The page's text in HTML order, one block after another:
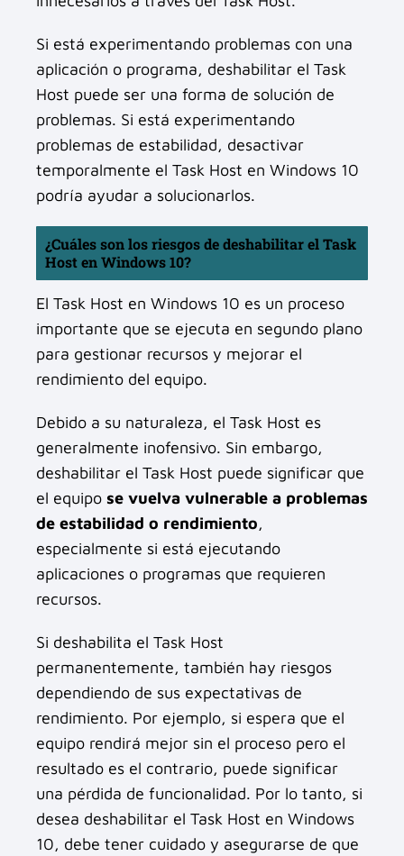
Si está experimentando problemas con una
aplicación o programa, deshabilitar el Task
Host puede ser una forma de solución de
problemas. Si está experimentando
problemas de estabilidad, desactivar
temporalmente el Task Host en Windows 10
podría ayudar a solucionarlos.
¿Cuáles son los riesgos de deshabilitar el Task
Host en Windows 10?
El Task Host en Windows 10 es un proceso
importante que se ejecuta en segundo plano
para gestionar recursos y mejorar el
rendimiento del equipo.
Debido a su naturaleza, el Task Host es
generalmente inofensivo. Sin embargo,
deshabilitar el Task Host puede significar que
el equipo se vuelva vulnerable a problemas
de estabilidad o rendimiento,
especialmente si está ejecutando
aplicaciones o programas que requieren
recursos.
Si deshabilita el Task Host
permanentemente, también hay riesgos
dependiendo de sus expectativas de
rendimiento. Por ejemplo, si espera que el
equipo rendirá mejor sin el proceso pero el
resultado es el contrario, puede significar
una pérdida de funcionalidad. Por lo tanto, si
desea deshabilitar el Task Host en Windows
10, debe tener cuidado y asegurarse de que